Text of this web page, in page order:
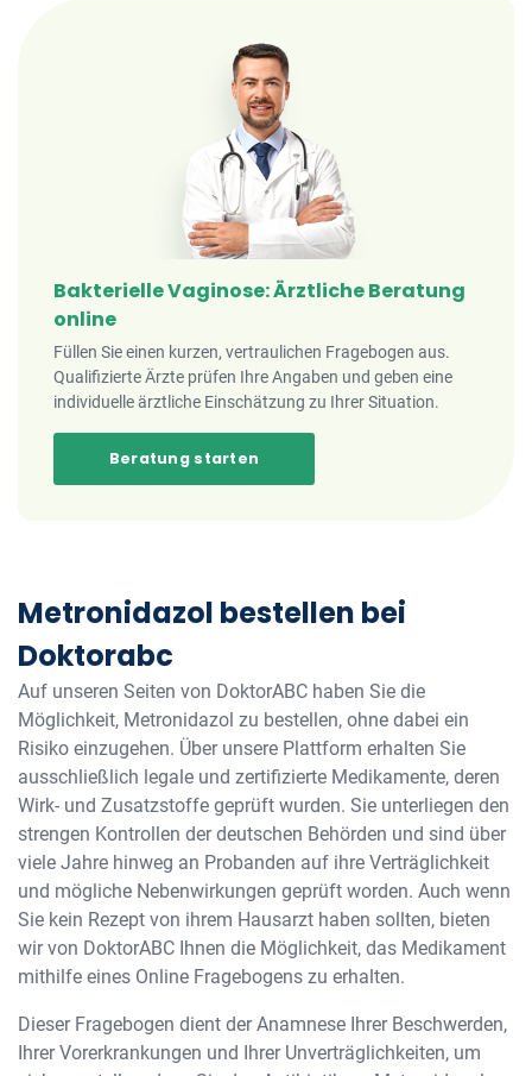
Bakterielle Vaginose: Ärztliche Beratung
online
Füllen Sie einen kurzen, vertraulichen Fragebogen aus.
Qualifizierte Ärzte prüfen Ihre Angaben und geben eine
individuelle ärztliche Einschätzung zu Ihrer Situation.
Beratung starten
Metronidazol bestellen bei
Doktorabc
Auf unseren Seiten von DoktorABC haben Sie die
Möglichkeit, Metronidazol zu bestellen, ohne dabei ein
Risiko einzugehen. Über unsere Plattform erhalten Sie
ausschließlich legale und zertifizierte Medikamente, deren
Wirk- und Zusatzstoffe geprüft wurden. Sie unterliegen den
strengen Kontrollen der deutschen Behörden und sind über
viele Jahre hinweg an Probanden auf ihre Verträglichkeit
und mögliche Nebenwirkungen geprüft worden. Auch wenn
Sie kein Rezept von ihrem Hausarzt haben sollten, bieten
wir von DoktorABC Ihnen die Möglichkeit, das Medikament
mithilfe eines Online Fragebogens zu erhalten.
Dieser Fragebogen dient der Anamnese Ihrer Beschwerden,
Ihrer Vorerkrankungen und Ihrer Unverträglichkeiten, um